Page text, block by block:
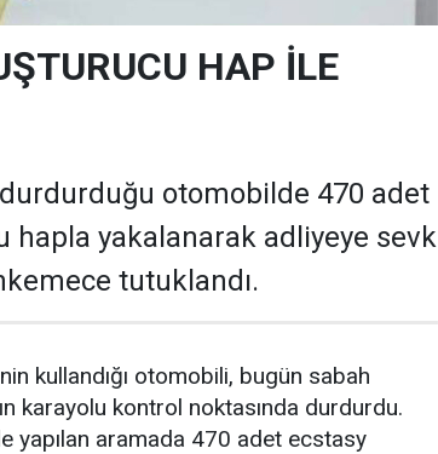
HAP İLE
otomobilde 470 adet
hapla yakalanarak adliyeye sevk
tutuklandı.
kullandığı otomobili, bugün sabah
karayolu kontrol noktasında durdurdu.
yapılan aramada 470 adet ecstasy